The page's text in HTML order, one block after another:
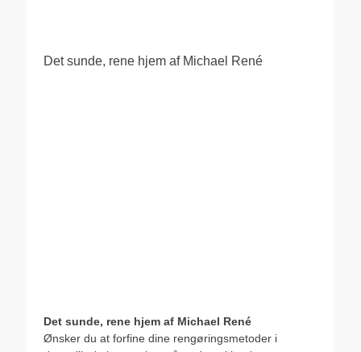
Det sunde, rene hjem af Michael René
Det sunde, rene hjem af Michael René
Ønsker du at forfine dine rengøringsmetoder i